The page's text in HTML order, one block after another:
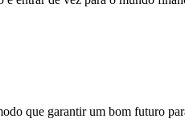
que garantir um bom futuro